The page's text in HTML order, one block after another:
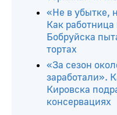
«Не в убытке,
Как
Бобруйска
тортах
«За сезон
заработали».
Кировска
консервациях